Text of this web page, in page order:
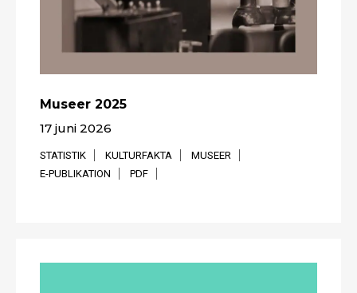
Museer 2025
17 juni 2026
STATISTIK KULTURFAKTA
MUSEER
E-PUBLIKATION
PDF